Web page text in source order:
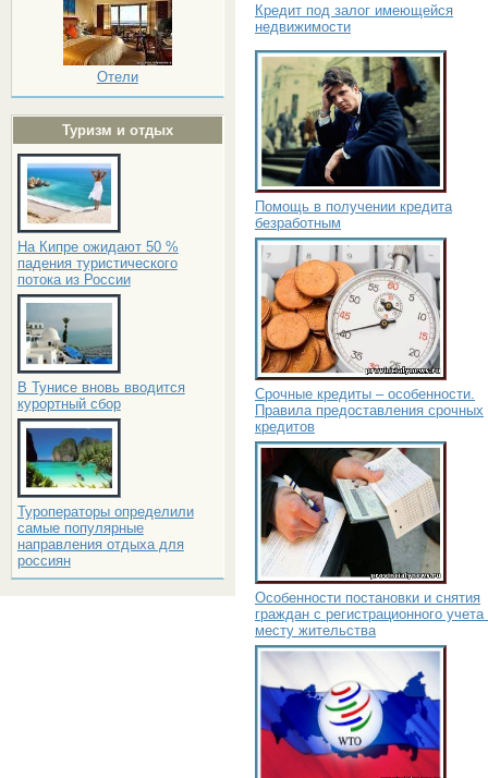
Отели
Туризм и отдых
На Кипре ожидают 50 %
падения туристического
потока из России
В Тунисе вновь вводится
курортный сбор
Туроператоры определили
самые популярные
направления отдыха для
россиян
Кредит под залог имеющейся
недвижимости
Помощь в получении кредита
безработным
Срочные кредиты – особенности.
Правила предоставления срочных
кредитов
Особенности постановки и снятия
граждан с регистрационного учета
месту жительства